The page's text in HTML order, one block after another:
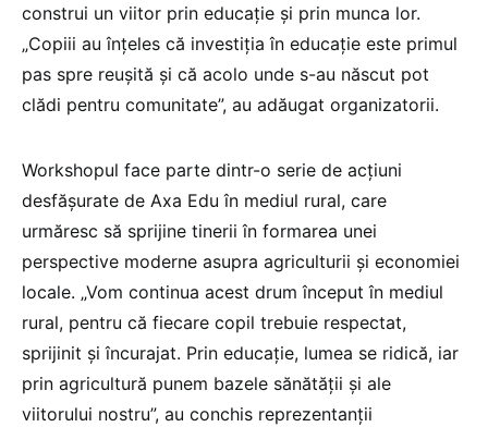
construi un viitor prin educație și prin munca lor.
„Copiii au înțeles că investiția în educație este primul
pas spre reușită și că acolo unde s-au născut pot
clădi pentru comunitate”, au adăugat organizatorii.
Workshopul face parte dintr-o serie de acțiuni
desfășurate de Axa Edu în mediul rural, care
urmăresc să sprijine tinerii în formarea unei
perspective moderne asupra agriculturii și economiei
locale. „Vom continua acest drum început în mediul
rural, pentru că fiecare copil trebuie respectat,
sprijinit și încurajat. Prin educație, lumea se ridică, iar
prin agricultură punem bazele sănătății și ale
viitorului nostru”, au conchis reprezentanții